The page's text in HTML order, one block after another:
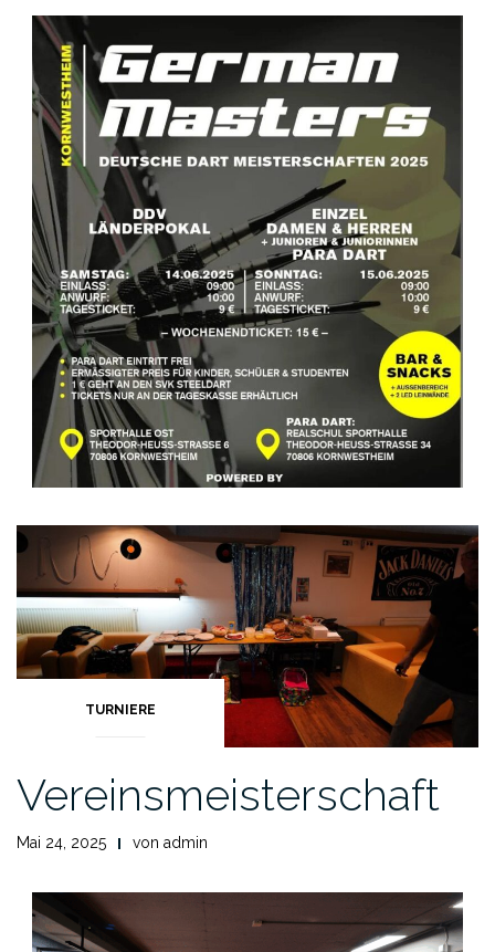
TURNIERE
Vereinsmeisterschaft
Mai 24, 2025 von admin